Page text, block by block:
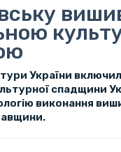
України
спадщини
виконання